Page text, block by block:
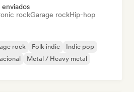
rockGarage rockHip-hop
rock Folk indie
Indie pop
Metal / Heavy metal